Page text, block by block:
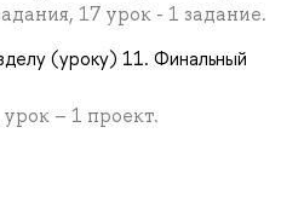
17 урок - 1 задание.
(уроку) 11. Финальный
– 1 проект.